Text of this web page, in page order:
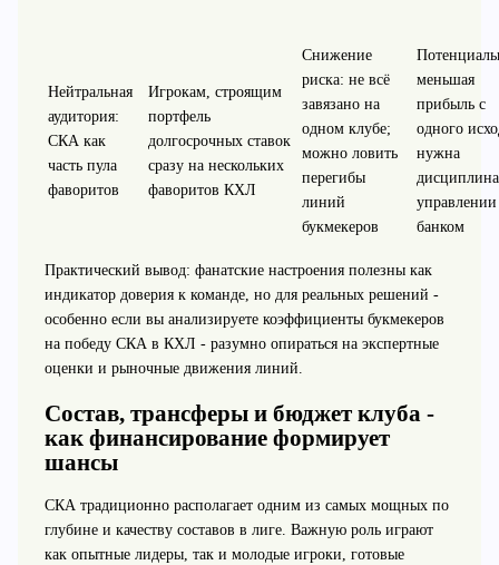
Нейтральная
аудитория:
СКА как
часть пула
фаворитов
Игрокам, строящим
портфель
долгосрочных ставок
сразу на нескольких
фаворитов КХЛ
Снижение
риска: не всё
завязано на
одном клубе;
можно ловить
перегибы
линий
букмекеров
меньшая
прибыль с
одного
нужна
управлении
банком
Практический вывод: фанатские настроения полезны как
индикатор доверия к команде, но для реальных решений -
особенно если вы анализируете коэффициенты букмекеров
на победу СКА в КХЛ - разумно опираться на экспертные
оценки и рыночные движения линий.
Состав, трансферы и бюджет клуба -
как финансирование формирует
шансы
СКА традиционно располагает одним из самых мощных по
глубине и качеству составов в лиге. Важную роль играют
как опытные лидеры, так и молодые игроки, готовые